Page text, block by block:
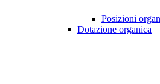
Posizioni
Dotazione organica